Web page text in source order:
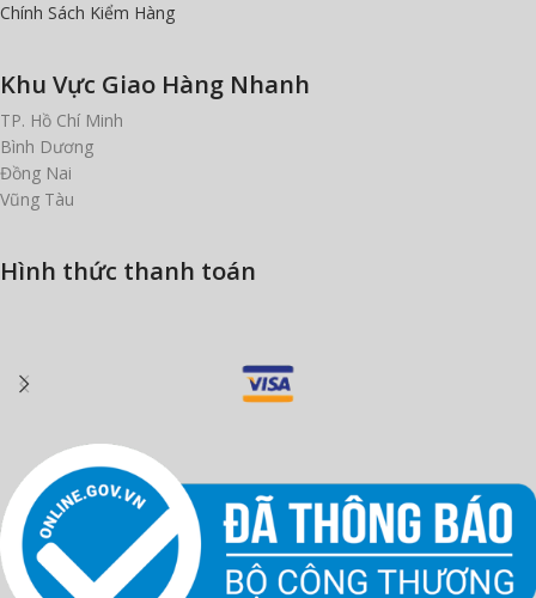
Chính Sách Kiểm Hàng
Khu Vực Giao Hàng Nhanh
TP. Hồ Chí Minh
Bình Dương
Đồng Nai
Vũng Tàu
Hình thức thanh toán